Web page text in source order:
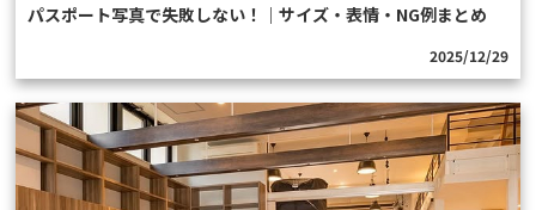
パスポート写真で失敗しない！｜サイズ・表情・NG例まとめ
2025/12/29